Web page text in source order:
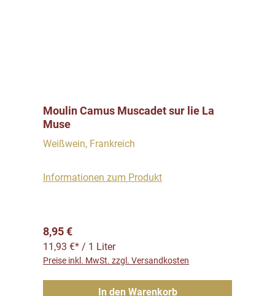
Moulin Camus Muscadet sur lie La
Muse
Weißwein, Frankreich
Informationen zum Produkt
Regulärer Preis:
8,95 €
11,93 €* / 1 Liter
Preise inkl. MwSt. zzgl. Versandkosten
In den Warenkorb